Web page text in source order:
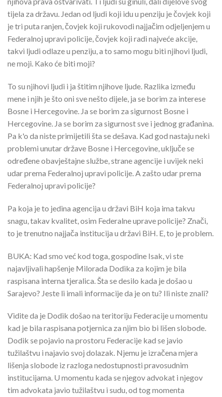
tijela za državu. Jedan od ljudi koji idu u penziju je čovjek koji
je tri puta ranjen, čovjek koji rukovodi najjačim odjeljenjem u
Federalnoj upravi policije, čovjek koji radi najveće akcije,
takvi ljudi odlaze u penziju, a to samo mogu biti njihovi ljudi,
ne moji. Kako će biti moji?
To su njihovi ljudi i ja štitim njihove ljude. Razlika između
mene i njih je što oni sve nešto dijele, ja se borim za interese
Bosne i Hercegovine. Ja se borim za sigurnost Bosne i
Hercegovine. Ja se borim za sigurnost sve i jednog građanina.
Pa k'o da niste primijetili šta se dešava. Kad god nastaju neki
problemi unutar države Bosne i Hercegovine, uključe se
određene obavještajne službe, strane agencije i uvijek neki
udar prema Federalnoj upravi policije. A zašto udar prema
Federalnoj upravi policije?
Pa koja je to jedina agencija u državi BiH koja ima takvu
snagu, takav kvalitet, osim Federalne uprave policije? Znači,
to je trenutno najjača institucija u državi BiH. E, to je problem.
BUKA: Kad smo već kod toga, gospodine Isak, vi ste
najavljivali hapšenje Milorada Dodika za kojim je bila
raspisana interna tjeralica. Šta se desilo kada je došao u
Sarajevo? Jeste li imali informacije da je on tu? Ili niste znali?
Vidite da je Dodik došao na teritoriju Federacije u momentu
kad je bila raspisana potjernica za njim bio bi lišen slobode.
Dodik se pojavio na prostoru Federacije kad se javio
tužilaštvu i najavio svoj dolazak. Njemu je izračena mjera
lišenja slobode iz razloga nedostupnosti pravosudnim
institucijama. U momentu kada se njegov advokat i njegov
tim advokata javio tužilaštvu i sudu, od tog momenta